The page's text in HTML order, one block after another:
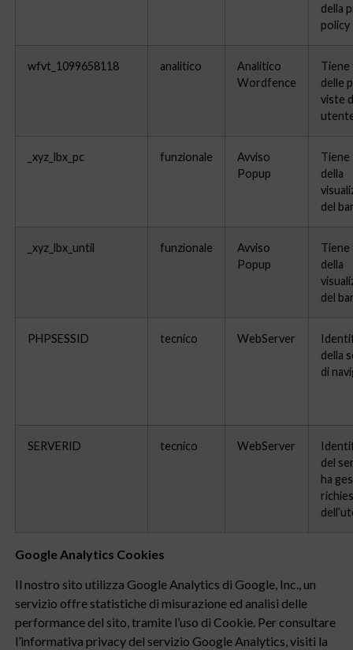
della
policy
wfvt_1099658118 analitico
Analitico
Wordfence
Tiene
delle
viste
_xyz_lbx_pc funzionale
Avviso
Popup
Tiene
della
del
_xyz_lbx_until funzionale
Avviso
Popup
Tiene
della
del
PHPSESSID tecnico WebServer
della
di
SERVERID tecnico WebServer
del
ha
Google Analytics Cookies
Il nostro sito utilizza Google Analytics di Google, Inc., un
servizio offre statistiche di misurazione ed analisi delle
performance del sito, tramite l’uso di Cookie. Per consultare
l’informativa privacy del servizio Google Analytics, visiti la